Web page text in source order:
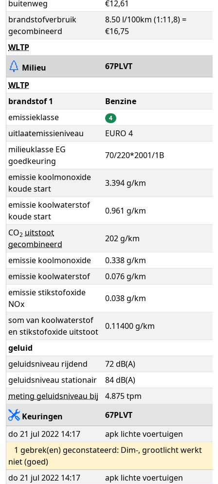
buitenweg
€12,61
brandstofverbruik
gecombineerd
8.50 l/100km (1:11,8) =
€16,75
WLTP
Milieu
67PLVT
WLTP
brandstof 1
Benzine
emissieklasse
4
uitlaatemissieniveau
EURO 4
milieuklasse EG
goedkeuring
70/220*2001/1B
emissie koolmonoxide
koude start
3.394 g/km
emissie koolwaterstof
koude start
0.961 g/km
CO2 uitstoot
gecombineerd
202 g/km
emissie koolmonoxide
0.338 g/km
emissie koolwaterstof
0.076 g/km
emissie stikstofoxide
NOx
0.038 g/km
som van koolwaterstof
en stikstofoxide uitstoot
0.11400 g/km
geluid
geluidsniveau rijdend
72 dB(A)
geluidsniveau stationair
84 dB(A)
meting geluidsniveau bij
4.875 tpm
Keuringen
67PLVT
do 21 jul 2022 14:17
apk lichte voertuigen
1 gebrek(en) geconstateerd: Dim-, grootlicht werkt
niet (goed)
do 21 jul 2022 14:17
apk lichte voertuigen